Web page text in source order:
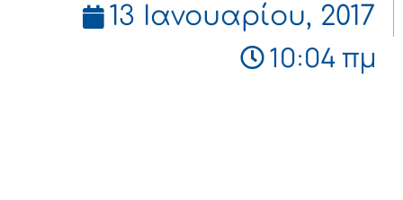
13 Ιανουαρίου, 2017
10:04 πμ